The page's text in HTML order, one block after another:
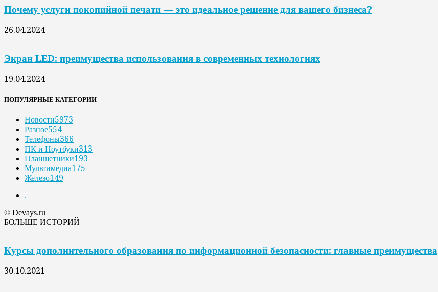
Почему услуги покопийной печати — это идеальное решение для вашего бизнеса?
26.04.2024
Экран LED: преимущества использования в современных технологиях
19.04.2024
ПОПУЛЯРНЫЕ КАТЕГОРИИ
Новости5973
Разное554
Телефоны366
ПК и Ноутбуки313
Планшетники193
Мультимедиа175
Железо149
.
© Devays.ru
БОЛЬШЕ ИСТОРИЙ
Курсы дополнительного образования по информационной безопасности: главные преимущества
30.10.2021